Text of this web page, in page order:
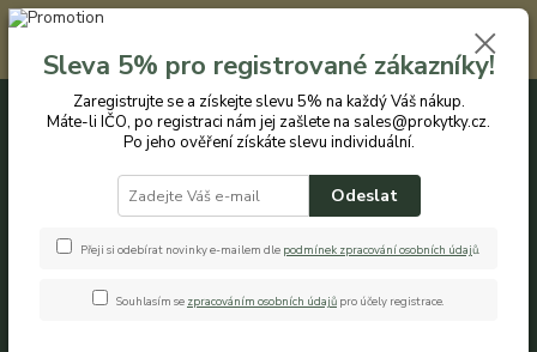
Registrovaným zákazníkům nabízíme slevu 5% na každý nákup. Máte-li
IČO, po registraci nám jej zašlete na sales@prokytky.cz. Po jeho ověření
získáte slevu individuální. Přejít na registraci →
CZK
+420 774 544 973 0ks
Sleva 5% pro registrované zákazníky!
Zaregistrujte se a získejte slevu 5% na každý Váš nákup.
Máte-li IČO, po registraci nám jej zašlete na sales@prokytky.cz.
Po jeho ověření získáte slevu individuální.
Odeslat
Přeji si odebírat novinky e-mailem dle podmínek zpracování osobních údajů.
Souhlasím se zpracováním osobních údajů pro účely registrace.